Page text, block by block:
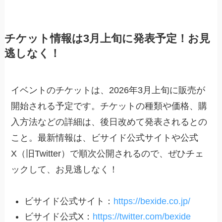
チケット情報は3月上旬に発表予定！お見
逃しなく！
イベントのチケットは、2026年3月上旬に販売が
開始される予定です。チケットの種類や価格、購
入方法などの詳細は、後日改めて発表されるとの
こと。最新情報は、ビサイド公式サイトや公式
X（旧Twitter）で順次公開されるので、ぜひチェ
ックして、お見逃しなく！
ビサイド公式サイト： https://bexide.co.jp/
ビサイド公式X： https://twitter.com/bexide